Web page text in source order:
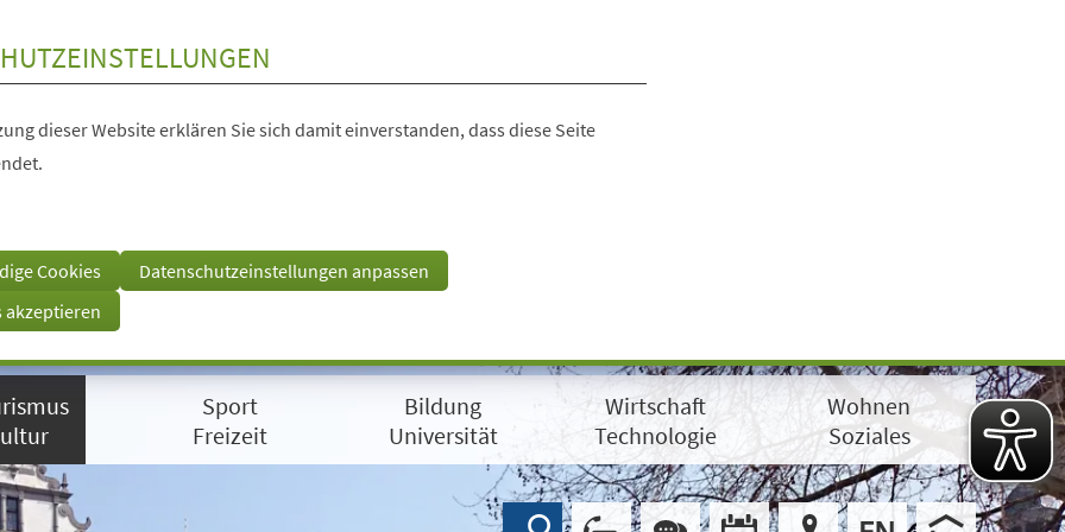
dieser Website erklären Sie sich damit einverstanden, dass diese Seite
Cookies
Datenschutzeinstellungen anpassen
akzeptieren
Sport
Freizeit
Bildung
Universität
Wirtschaft
Technologie
Wohnen
Soziales